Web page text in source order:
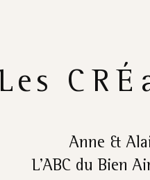
Les
Anne &
L’ABC du Bien